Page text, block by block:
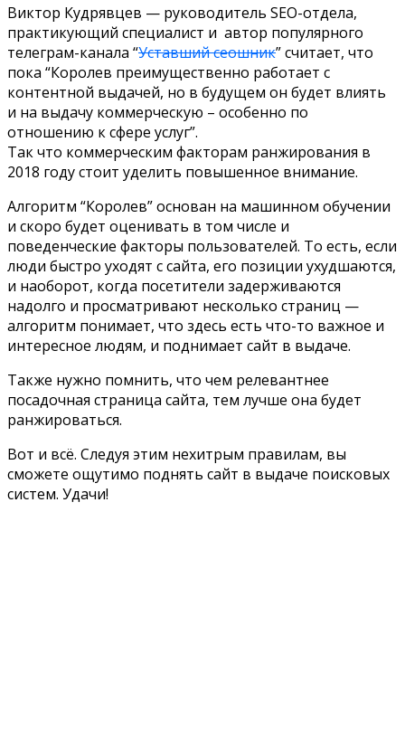
Виктор Кудрявцев — руководитель SEO-отдела,
практикующий специалист и автор популярного
телеграм-канала “Уставший сеошник” считает, что
пока “Королев преимущественно работает с
контентной выдачей, но в будущем он будет влиять
и на выдачу коммерческую – особенно по
отношению к сфере услуг”.
Так что коммерческим факторам ранжирования в
2018 году стоит уделить повышенное внимание.
Алгоритм “Королев” основан на машинном обучении
и скоро будет оценивать в том числе и
поведенческие факторы пользователей. То есть, если
люди быстро уходят с сайта, его позиции ухудшаются,
и наоборот, когда посетители задерживаются
надолго и просматривают несколько страниц —
алгоритм понимает, что здесь есть что-то важное и
интересное людям, и поднимает сайт в выдаче.
Также нужно помнить, что чем релевантнее
посадочная страница сайта, тем лучше она будет
ранжироваться.
Вот и всё. Следуя этим нехитрым правилам, вы
сможете ощутимо поднять сайт в выдаче поисковых
систем. Удачи!